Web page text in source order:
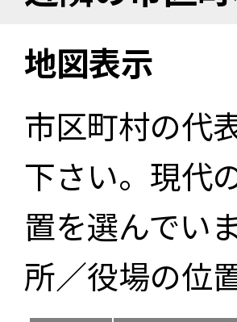
地図表示
市区町村の代
下さい。現代
置を選んでい
所／役場の位